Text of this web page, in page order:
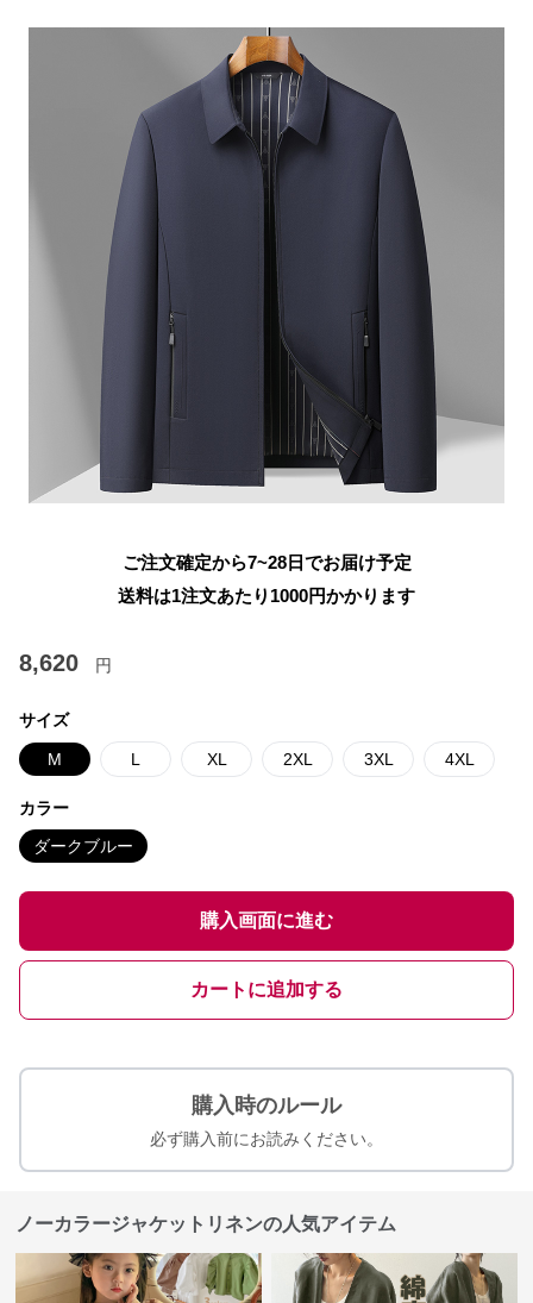
ご注文確定から7~28日でお届け予定
送料は1注文あたり 1000円かかります
8,620 円
サイズ
M L XL 2XL 3XL 4XL
カラー
ダークブルー
購入画面に進む
カートに追加する
購入時のルール
必ず購入前にお読みください。
ノーカラージャケットリネンの人気アイテム